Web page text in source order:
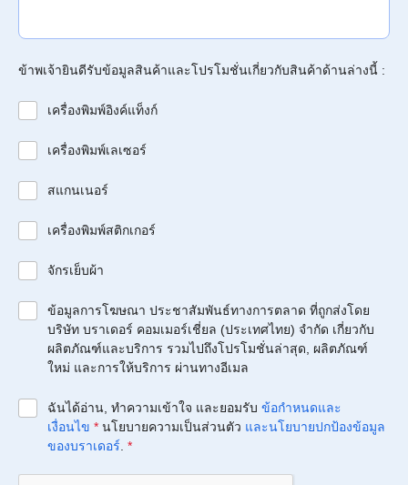
ข้าพเจ้ายินดีรับข้อมูลสินค้าและโปรโมชั่นเกี่ยวกับสินค้าด้านล่างนี้ :
เครื่องพิมพ์อิงค์แท็งก์
เครื่องพิมพ์เลเซอร์
สแกนเนอร์
เครื่องพิมพ์สติกเกอร์
จักรเย็บผ้า
ข้อมูลการโฆษณา ประชาสัมพันธ์ทางการตลาด ที่ถูกส่งโดย
บริษัท บราเดอร์ คอมเมอร์เชี่ยล (ประเทศไทย) จำกัด เกี่ยวกับ
ผลิตภัณฑ์และบริการ รวมไปถึงโปรโมชั่นล่าสุด, ผลิตภัณฑ์
ใหม่ และการให้บริการ ผ่านทางอีเมล
ฉันได้อ่าน, ทำความเข้าใจ และยอมรับ ข้อกำหนดและ
เงื่อนไข * นโยบายความเป็นส่วนตัว และนโยบายปกป้องข้อมูล
ของบราเดอร์ *